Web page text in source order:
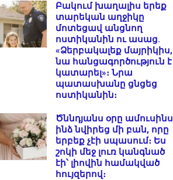
Բակում խաղալիս երեք
տարեկան աղջիկը
մոտեցավ անցնող
ոստիկանին ու ասաց.
«Ձերբակալեք մայրիկիս,
նա հանցագործություն է
կատարել»։ Նրա
պատասխանը ցնցեց
ոստիկանին։
Ծննդյանս օրը ամուսինս
ինձ նվիրեց մի բան, որը
երբեք չէի սպասում։ Ես
շոկի մեջ լուռ կանգնած
էի՝ լիովին համակված
հույզերով։